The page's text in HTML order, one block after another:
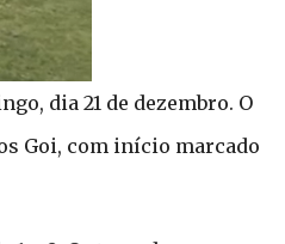
dia 21 de dezembro. O
Goi, com início marcado